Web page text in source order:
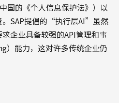
国的《个人信息保护法》）以
。SAP提倡的“执行层AI”虽然
企业具备较强的API管理和事
）能力，这对许多传统企业仍